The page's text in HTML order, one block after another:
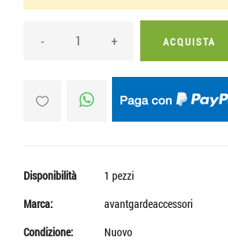
- + ACQUISTA
Disponibilità
1 pezzi
Marca:
avantgardeaccessori
Condizione:
Nuovo